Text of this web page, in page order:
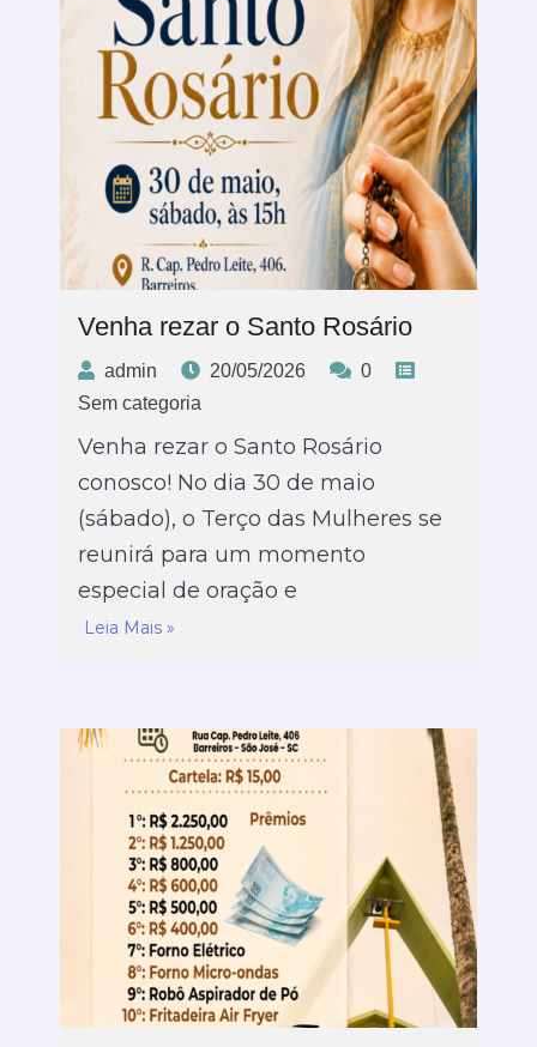
Venha rezar o Santo Rosário
Posted
by
admin 20/05/2026 0
Posted
in
Sem categoria
Venha rezar o Santo Rosário
conosco! No dia 30 de maio
(sábado), o Terço das Mulheres se
reunirá para um momento
especial de oração e
Leia Mais »
Posted
by
Posted
in
Posted
by
Posted
in
Posted
by
Posted
in
Posted
by
Posted
in
Posted
by
Posted
in